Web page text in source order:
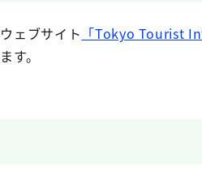
ェブサイト 「Tokyo Tourist
す。